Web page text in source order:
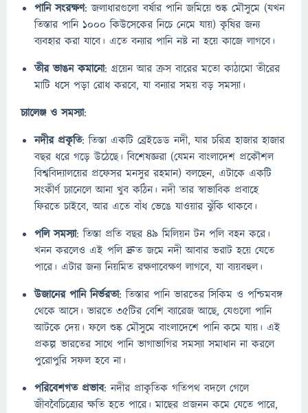
পানি সংরক্ষণ: জলাধারগুলো বর্ষার পানি জমিয়ে শুষ্ক মৌসুমে (যখন
তিস্তার পানি ১০০০ কিউসেকের নিচে নেমে যায়) কৃষির জন্য
ব্যবহার করা যাবে। এতে বন্যার পানি নষ্ট না হয়ে কাজে লাগবে।
তীর ভাঙন কমানো: গ্রয়েন আর ক্রস বারের মতো কাঠামো তীরের
মাটি ধসে পড়া রোধ করবে, যা বন্যার সময় বড় সমস্যা।
চ্যালেঞ্জ ও সমস্যা:
নদীর প্রকৃতি: তিস্তা একটি ব্রেইডেড নদী, যার চরিত্র হাজার হাজার
বছর ধরে গড়ে উঠেছে। বিশেষজ্ঞরা (যেমন বাংলাদেশ প্রকৌশল
বিশ্ববিদ্যালয়ের প্রফেসর মনসুর রহমান) বলছেন, এটাকে একটি
সংকীর্ণ চ্যানেলে আনা খুব কঠিন। নদী তার স্বাভাবিক প্রবাহে
ফিরতে চাইবে, আর এতে বাঁধ ভেঙে যাওয়ার ঝুঁকি থাকবে।
পলি সমস্যা: তিস্তা প্রতি বছর ৪৯ মিলিয়ন টন পলি বহন করে।
খনন করলেও এই পলি দ্রুত জমে নদী আবার ভরাট হয়ে যেতে
পারে। এটার জন্য নিয়মিত রক্ষণাবেক্ষণ লাগবে, যা ব্যয়বহুল।
উজানের পানি নির্ভরতা: তিস্তার পানি ভারতের সিকিম ও পশ্চিমবঙ্গ
থেকে আসে। ভারতে ৩৫টির বেশি ব্যারেজ আছে, যেগুলো পানি
আটকে দেয়। ফলে শুষ্ক মৌসুমে বাংলাদেশে পানি কমে যায়। এই
প্রকল্প ভারতের সাথে পানি ভাগাভাগির সমস্যা সমাধান না করলে
পুরোপুরি সফল হবে না।
পরিবেশগত প্রভাব: নদীর প্রাকৃতিক গতিপথ বদলে গেলে
জীববৈচিত্র্যের ক্ষতি হতে পারে। মাছের প্রজনন কমে যেতে পারে,